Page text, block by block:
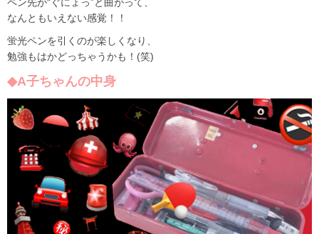
なんともいえない感覚！！
蛍光ペンを引くのが楽しくなり、
勉強もはかどっちゃうかも！(笑)
◆A子ちゃんの中身